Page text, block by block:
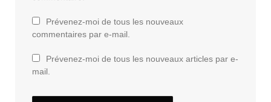
Prévenez-moi de tous les nouveaux
commentaires par e-mail.
Prévenez-moi de tous les nouveaux articles par e-
mail.